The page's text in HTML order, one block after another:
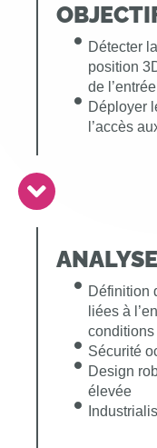
Détecter
position
de
Déployer
l’accès
Définition
liées à
Sécurité
Design
élevée